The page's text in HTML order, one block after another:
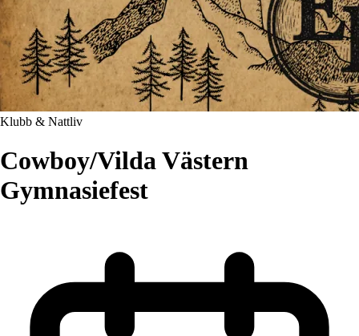
Klubb & Nattliv
Cowboy/Vilda Västern
Gymnasiefest